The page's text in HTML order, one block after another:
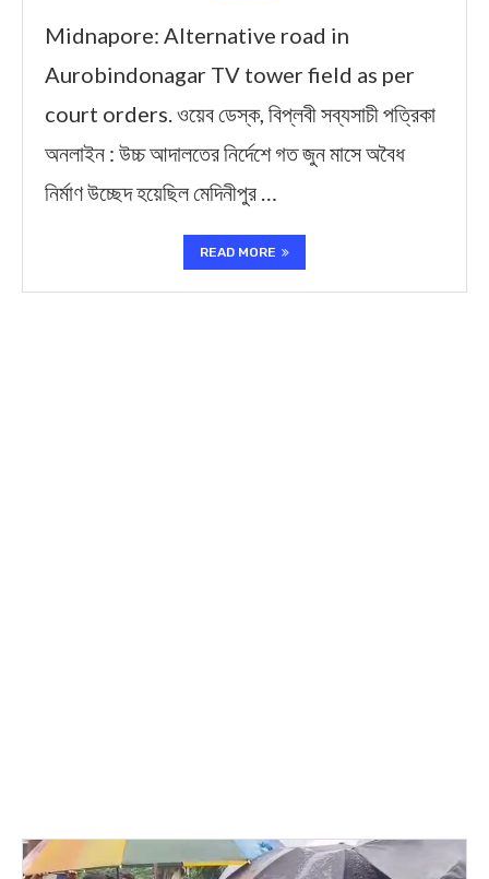
Midnapore: Alternative road in
Aurobindonagar TV tower field as per
court orders. ওয়েব ডেস্ক, বিপ্লবী সব্যসাচী পত্রিকা
অনলাইন : উচ্চ আদালতের নির্দেশে গত জুন মাসে অবৈধ
নির্মাণ উচ্ছেদ হয়েছিল মেদিনীপুর …
READ MORE